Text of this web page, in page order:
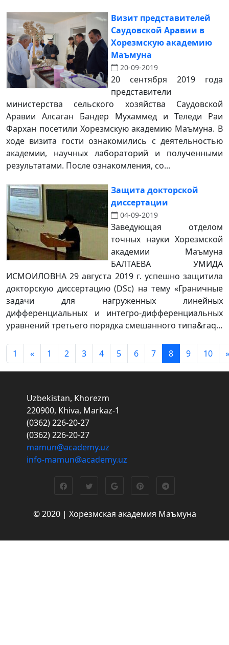
Визит представителей
Саудовской Аравии в
Хорезмскую академию
Маъмуна
20-09-2019
20 сентября 2019 года
представители
министерства сельского хозяйства Саудовской
Аравии Алсаган Бандер Мухаммед и Теледи Раи
Фархан посетили Хорезмскую академию Маъмуна. В
ходе визита гости ознакомились с деятельностью
академии, научных лабораторий и полученными
результатами. После ознакомления, со...
Защита докторской
диссертации
04-09-2019
Заведующая отделом
точных науки Хорезмской
академии Маъмуна
БАЛТАЕВА УМИДА
ИСМОИЛОВНА 29 августа 2019 г. успешно защитила
докторскую диссертацию (DSc) на тему «Граничные
задачи для нагруженных линейных
дифференциальных и интегро-дифференциальных
уравнений третьего порядка смешанного типа&raq...
1 « 1 2 3 4 5 6 7 8 9 10 »
Uzbekistan, Khorezm
220900, Khiva, Markaz-1
(0362) 226-20-27
(0362) 226-20-27
mamun@academy.uz
info-mamun@academy.uz
© 2020 | Хорезмская академия Маъмуна